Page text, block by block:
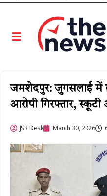
जमशेदपुर: जुगसलाई में
आरोपी गिरफ्तार,
JSR Desk March 30, 2026